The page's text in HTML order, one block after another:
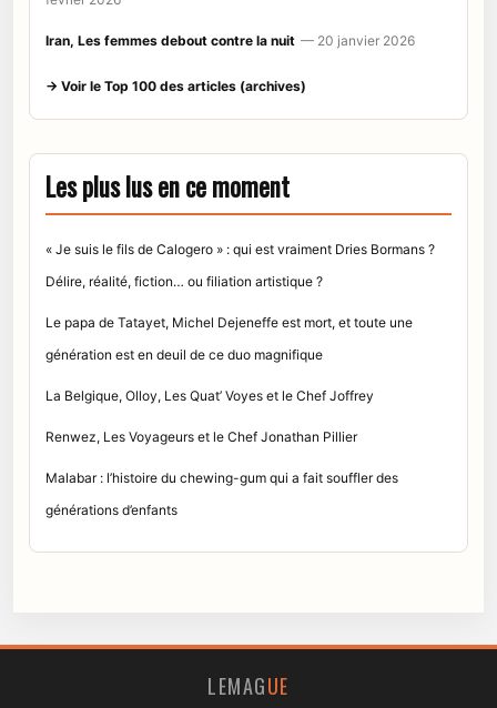
Iran, Les femmes debout contre la nuit — 20 janvier 2026
→ Voir le Top 100 des articles (archives)
Les plus lus en ce moment
« Je suis le fils de Calogero » : qui est vraiment Dries Bormans ?
Délire, réalité, fiction… ou filiation artistique ?
Le papa de Tatayet, Michel Dejeneffe est mort, et toute une
génération est en deuil de ce duo magnifique
La Belgique, Olloy, Les Quat’ Voyes et le Chef Joffrey
Renwez, Les Voyageurs et le Chef Jonathan Pillier
Malabar : l’histoire du chewing-gum qui a fait souffler des
générations d’enfants
LEMAGUE